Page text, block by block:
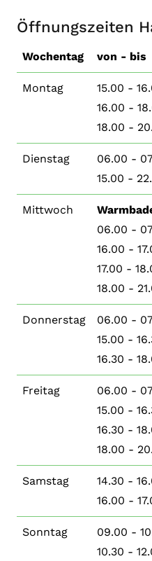
Öffnungszeiten
Wochentag von - bis
Montag
15.00 -
16.00 -
18.00 -
Dienstag
06.00 -
15.00 -
Mittwoch
06.00 -
16.00 -
17.00 -
18.00 -
Donnerstag
06.00 -
15.00 -
16.30 -
Freitag
06.00 -
15.00 -
16.30 -
18.00 -
Samstag
14.30 -
16.00 -
Sonntag
09.00 -
10.30 -